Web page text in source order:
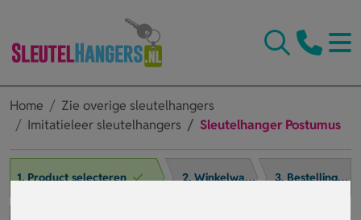
Home
Zie overige sleutelhangers
Imitatieleer sleutelhangers
Sleutelhanger Postumus
1. Product selecteren 2. Winkelwagen 3. Bestelling afronden